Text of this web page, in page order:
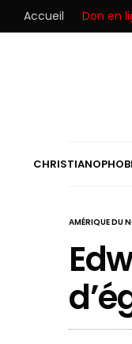
Accueil Don en
AMÉRIQUE DU